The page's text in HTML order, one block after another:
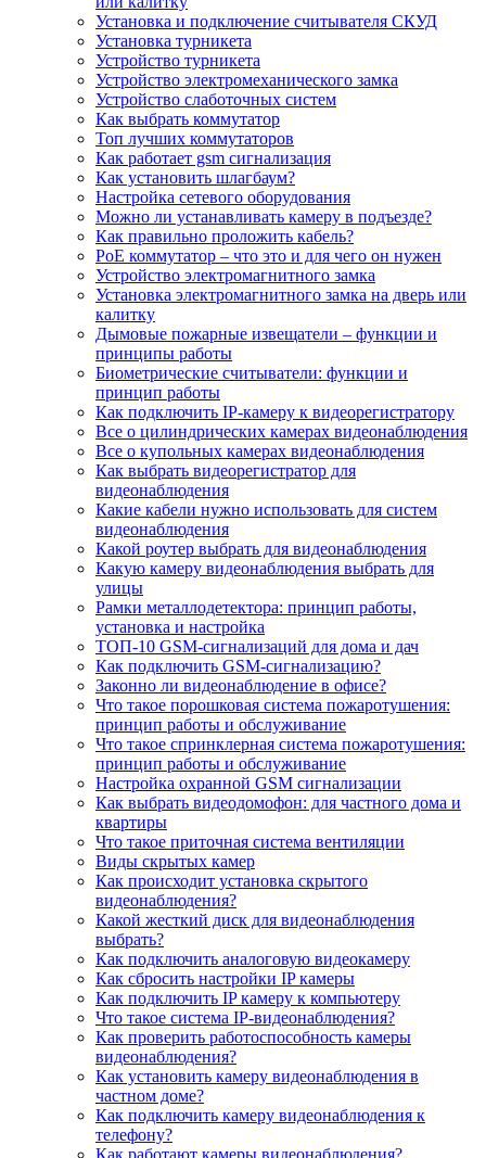
Установка и подключение считывателя СКУД
Установка турникета
Устройство турникета
Устройство электромеханического замка
Устройство слаботочных систем
Как выбрать коммутатор
Топ лучших коммутаторов
Как работает gsm сигнализация
Как установить шлагбаум?
Настройка сетевого оборудования
Можно ли устанавливать камеру в подъезде?
Как правильно проложить кабель?
PoE коммутатор – что это и для чего он нужен
Устройство электромагнитного замка
Установка электромагнитного замка на дверь или
калитку
Дымовые пожарные извещатели – функции и
принципы работы
Биометрические считыватели: функции и
принцип работы
Как подключить IP-камеру к видеорегистратору
Все о цилиндрических камерах видеонаблюдения
Все о купольных камерах видеонаблюдения
Как выбрать видеорегистратор для
видеонаблюдения
Какие кабели нужно использовать для систем
видеонаблюдения
Какой роутер выбрать для видеонаблюдения
Какую камеру видеонаблюдения выбрать для
улицы
Рамки металлодетектора: принцип работы,
установка и настройка
ТОП-10 GSM-сигнализаций для дома и дач
Как подключить GSM-сигнализацию?
Законно ли видеонаблюдение в офисе?
Что такое порошковая система пожаротушения:
принцип работы и обслуживание
Что такое спринклерная система пожаротушения:
принцип работы и обслуживание
Настройка охранной GSM сигнализации
Как выбрать видеодомофон: для частного дома и
квартиры
Что такое приточная система вентиляции
Виды скрытых камер
Как происходит установка скрытого
видеонаблюдения?
Какой жесткий диск для видеонаблюдения
выбрать?
Как подключить аналоговую видеокамеру
Как сбросить настройки IP камеры
Как подключить IP камеру к компьютеру
Что такое система IP-видеонаблюдения?
Как проверить работоспособность камеры
видеонаблюдения?
Как установить камеру видеонаблюдения в
частном доме?
Как подключить камеру видеонаблюдения к
телефону?
Как работают камеры видеонаблюдения?